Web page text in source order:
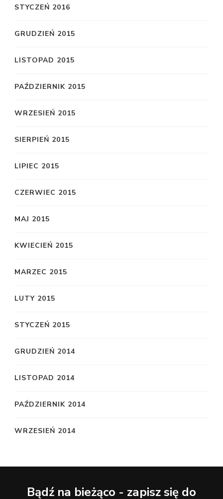
STYCZEŃ 2016
GRUDZIEŃ 2015
LISTOPAD 2015
PAŹDZIERNIK 2015
WRZESIEŃ 2015
SIERPIEŃ 2015
LIPIEC 2015
CZERWIEC 2015
MAJ 2015
KWIECIEŃ 2015
MARZEC 2015
LUTY 2015
STYCZEŃ 2015
GRUDZIEŃ 2014
LISTOPAD 2014
PAŹDZIERNIK 2014
WRZESIEŃ 2014
Bądź na bieżąco - zapisz się do